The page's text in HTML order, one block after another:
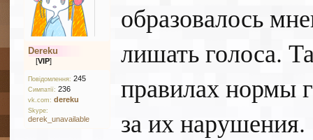
Dereku
[VIP]
Повідомлення: 245
Симпатії: 236
vk.com: dereku
Skype:
derek_unavailable
образовалось
лишать голоса.
правилах нормы
за их нарушения.